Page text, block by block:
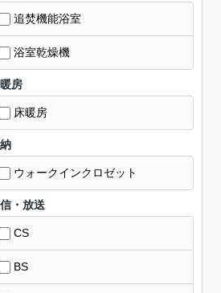
追焚機能浴室
浴室乾燥機
房
床暖房
ウォークインクロゼット
・放送
CS
BS